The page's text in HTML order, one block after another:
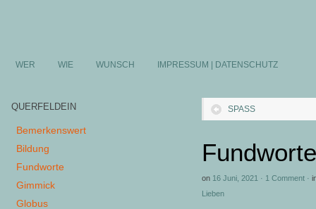
WER WIE WUNSCH IMPRESSUM | DATENSCHUTZ
SPASS
on 16 Juni, 2021 · 1 Comment ·
Lieben
QUERFELDEIN
Bemerkenswert
Bildung
Fundworte
Gimmick
Globus